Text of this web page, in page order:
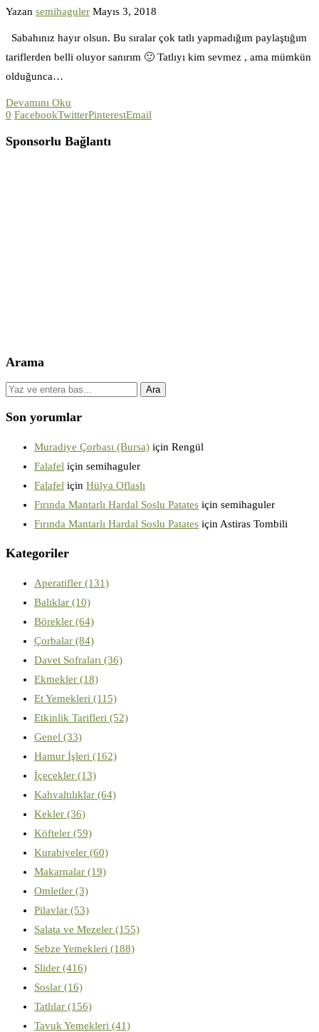
Yazan semihaguler Mayıs 3, 2018
Sabahınız hayır olsun. Bu sıralar çok tatlı yapmadığım paylaştığım
tariflerden belli oluyor sanırım 🙂 Tatlıyı kim sevmez , ama mümkün
olduğunca…
Devamını Oku
0 FacebookTwitterPinterestEmail
Sponsorlu Bağlantı
Arama
Son yorumlar
Muradiye Çorbası (Bursa) için Rengül
Falafel için semihaguler
Falafel için Hülya Oflaslı
Fırında Mantarlı Hardal Soslu Patates için semihaguler
Fırında Mantarlı Hardal Soslu Patates için Astiras Tombili
Kategoriler
Aperatifler (131)
Balıklar (10)
Börekler (64)
Çorbalar (84)
Davet Sofraları (36)
Ekmekler (18)
Et Yemekleri (115)
Etkinlik Tarifleri (52)
Genel (33)
Hamur İşleri (162)
İçecekler (13)
Kahvaltılıklar (64)
Kekler (36)
Köfteler (59)
Kurabiyeler (60)
Makarnalar (19)
Omletler (3)
Pilavlar (53)
Salata ve Mezeler (155)
Sebze Yemekleri (188)
Slider (416)
Soslar (16)
Tatlılar (156)
Tavuk Yemekleri (41)